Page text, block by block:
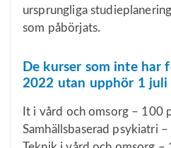
ursprungliga
som påbörjats.
De kurser som inte
2022 utan upphör 1 juli
It i vård och omsorg – 100
Samhällsbaserad psykiatri